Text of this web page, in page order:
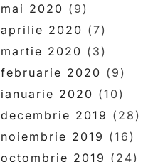
mai 2020 (9)
aprilie 2020 (7)
martie 2020 (3)
februarie 2020 (9)
ianuarie 2020 (10)
decembrie 2019 (28)
noiembrie 2019 (16)
octombrie 2019 (24)